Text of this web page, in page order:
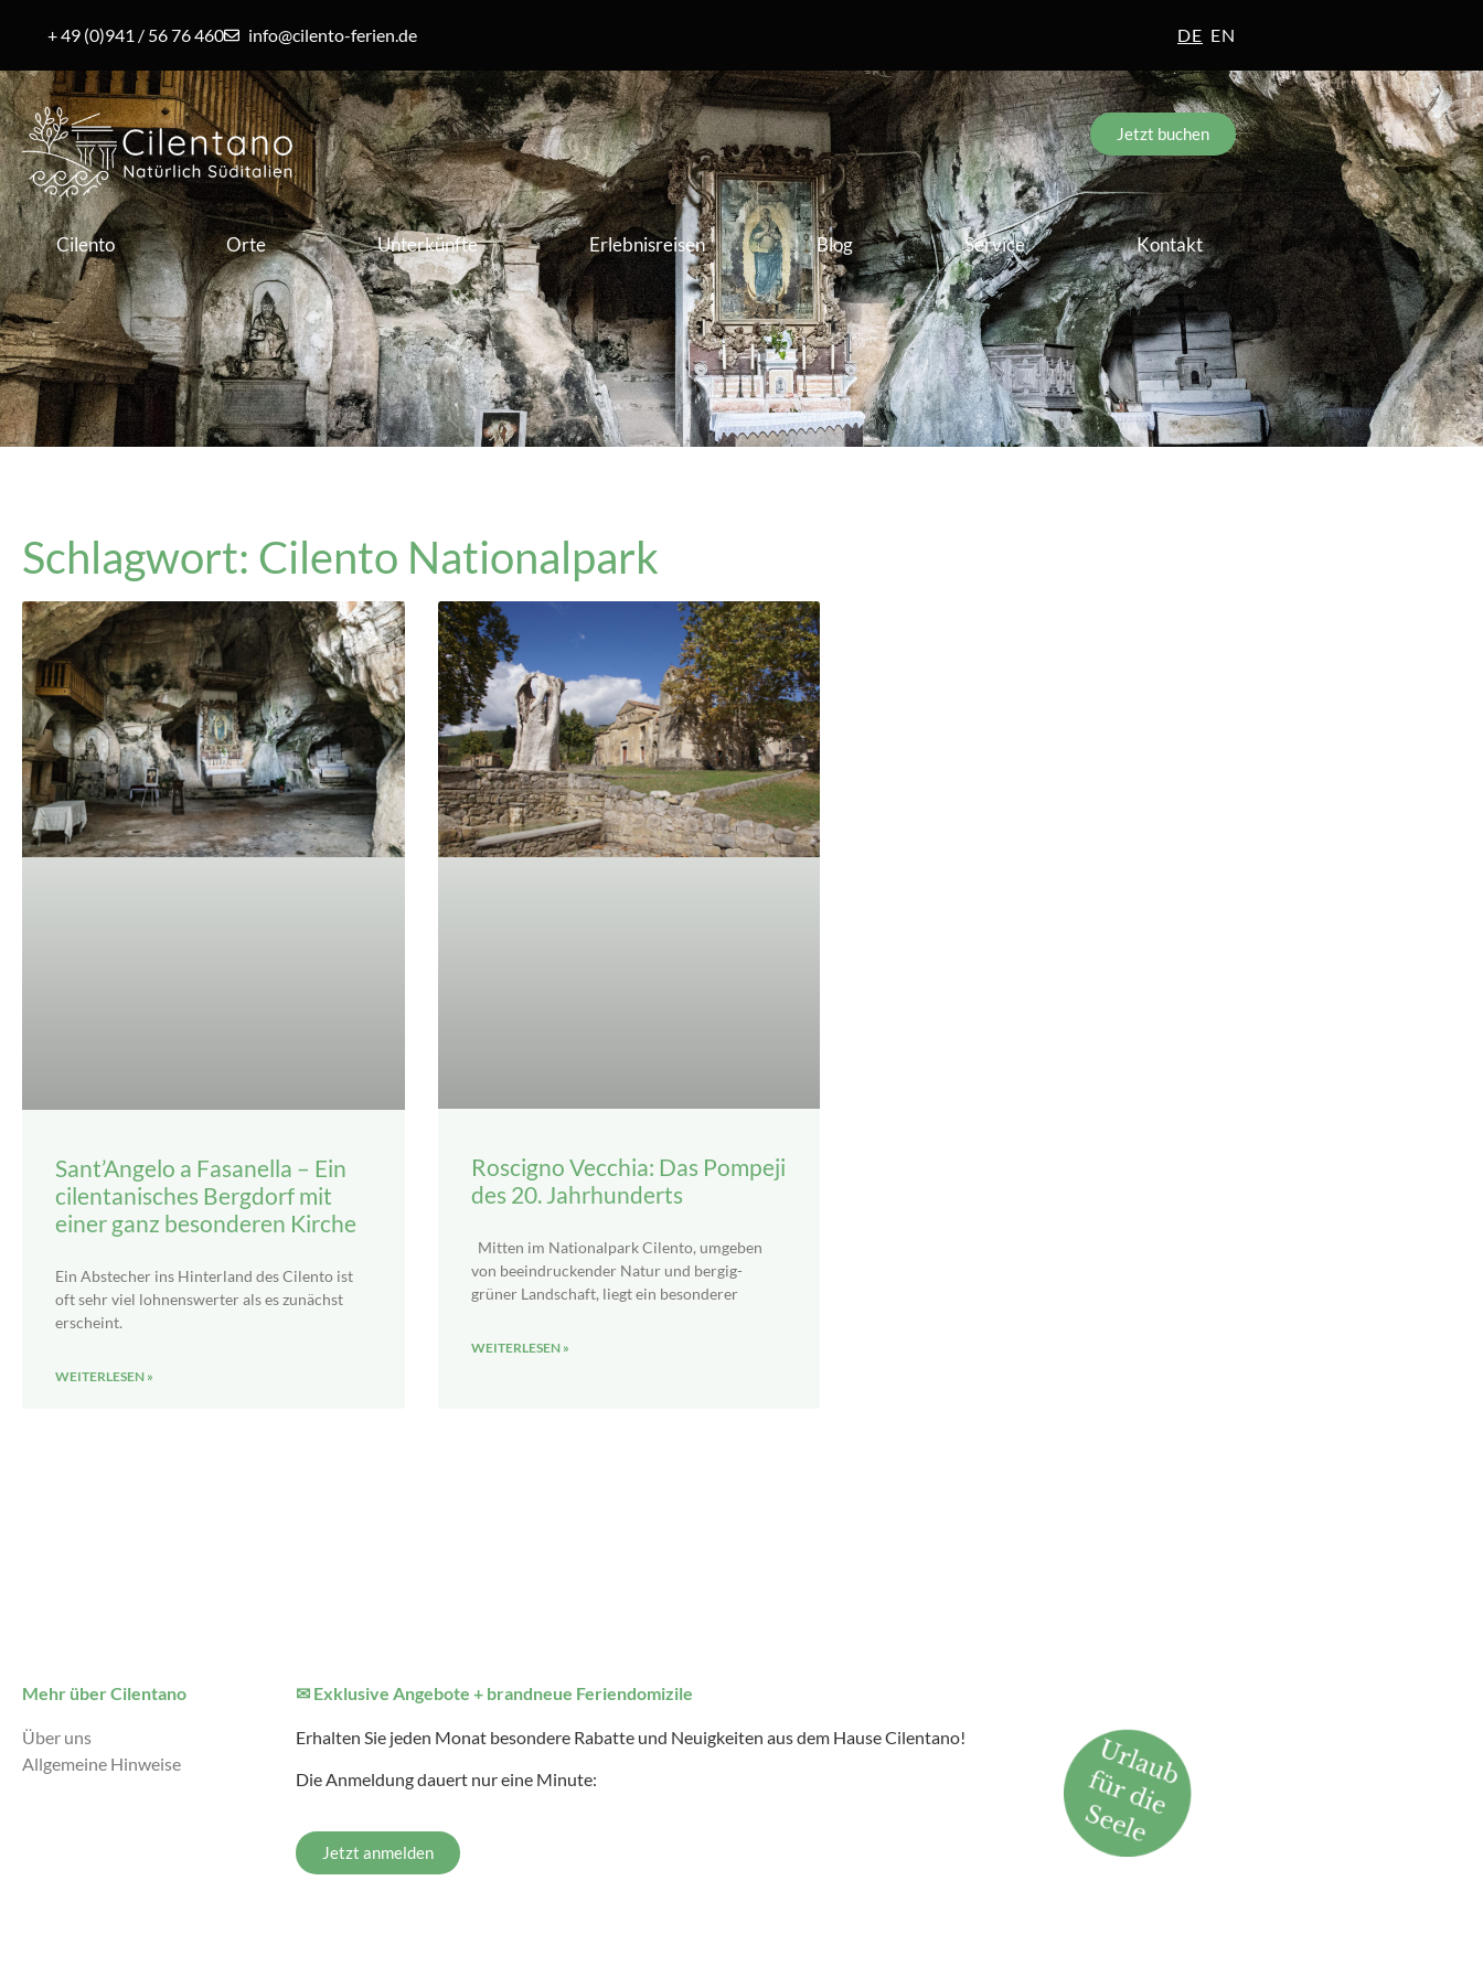
+ 49 (0)941 / 56 76 460 info@cilento-ferien.de DE EN
Jetzt buchen
Cilento Orte Unterkünfte Erlebnisreisen Blog Service Kontakt
Schlagwort: Cilento Nationalpark
Sant’Angelo a Fasanella – Ein
cilentanisches Bergdorf mit
einer ganz besonderen Kirche
Ein Abstecher ins Hinterland des Cilento ist
oft sehr viel lohnenswerter als es zunächst
erscheint.
WEITERLESEN »
Roscigno Vecchia: Das Pompeji
des 20. Jahrhunderts
Mitten im Nationalpark Cilento, umgeben
von beeindruckender Natur und bergig-
grüner Landschaft, liegt ein besonderer
WEITERLESEN »
Mehr über Cilentano
Über uns
Allgemeine Hinweise
✉ Exklusive Angebote + brandneue Feriendomizile
Erhalten Sie jeden Monat besondere Rabatte und Neuigkeiten aus dem Hause Cilentano!
Die Anmeldung dauert nur eine Minute:
Jetzt anmelden